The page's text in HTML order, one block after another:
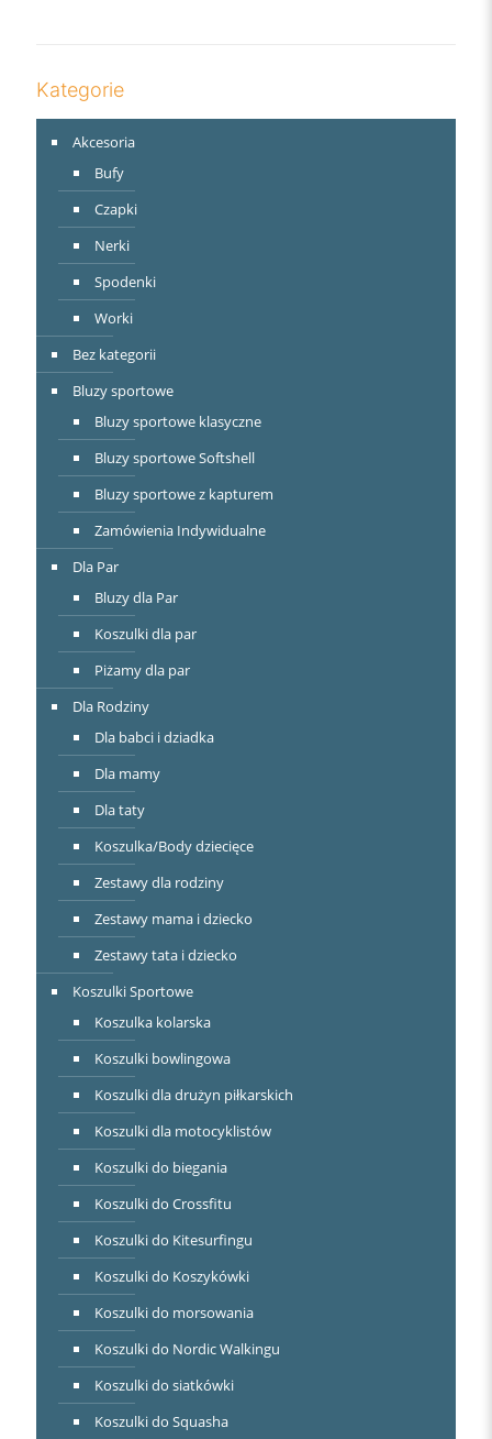
Kategorie
Akcesoria
Bufy
Czapki
Nerki
Spodenki
Worki
Bez kategorii
Bluzy sportowe
Bluzy sportowe klasyczne
Bluzy sportowe Softshell
Bluzy sportowe z kapturem
Zamówienia Indywidualne
Dla Par
Bluzy dla Par
Koszulki dla par
Piżamy dla par
Dla Rodziny
Dla babci i dziadka
Dla mamy
Dla taty
Koszulka/Body dziecięce
Zestawy dla rodziny
Zestawy mama i dziecko
Zestawy tata i dziecko
Koszulki Sportowe
Koszulka kolarska
Koszulki bowlingowa
Koszulki dla drużyn piłkarskich
Koszulki dla motocyklistów
Koszulki do biegania
Koszulki do Crossfitu
Koszulki do Kitesurfingu
Koszulki do Koszykówki
Koszulki do morsowania
Koszulki do Nordic Walkingu
Koszulki do siatkówki
Koszulki do Squasha